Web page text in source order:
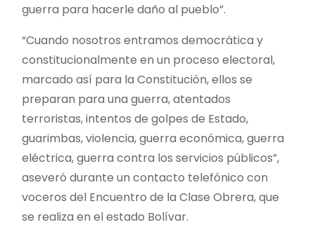
guerra para hacerle daño al pueblo”.
“Cuando nosotros entramos democrática y
constitucionalmente en un proceso electoral,
marcado así para la Constitución, ellos se
preparan para una guerra, atentados
terroristas, intentos de golpes de Estado,
guarimbas, violencia, guerra económica, guerra
eléctrica, guerra contra los servicios públicos”,
aseveró durante un contacto telefónico con
voceros del Encuentro de la Clase Obrera, que
se realiza en el estado Bolívar.